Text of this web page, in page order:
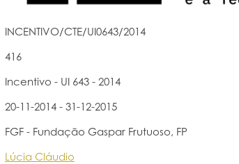
INCENTIVO/CTE/UI0643/2014
416
Incentivo - UI 643 - 2014
20-11-2014 - 31-12-2015
FGF - Fundação Gaspar Frutuoso, FP
Lúcia Cláudio